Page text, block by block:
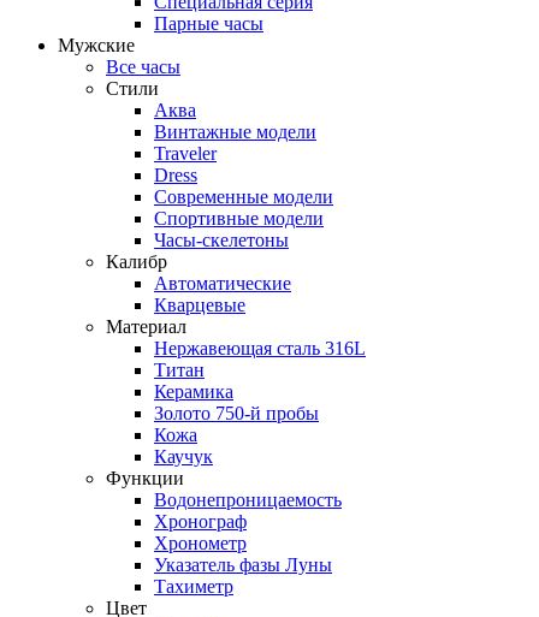
Парные часы
Мужские
Все часы
Стили
Аква
Винтажные модели
Traveler
Dress
Современные модели
Спортивные модели
Часы-скелетоны
Калибр
Автоматические
Кварцевые
Материал
Нержавеющая сталь 316L
Титан
Керамика
Золото 750-й пробы
Кожа
Каучук
Функции
Водонепроницаемость
Хронограф
Хронометр
Указатель фазы Луны
Тахиметр
Цвет